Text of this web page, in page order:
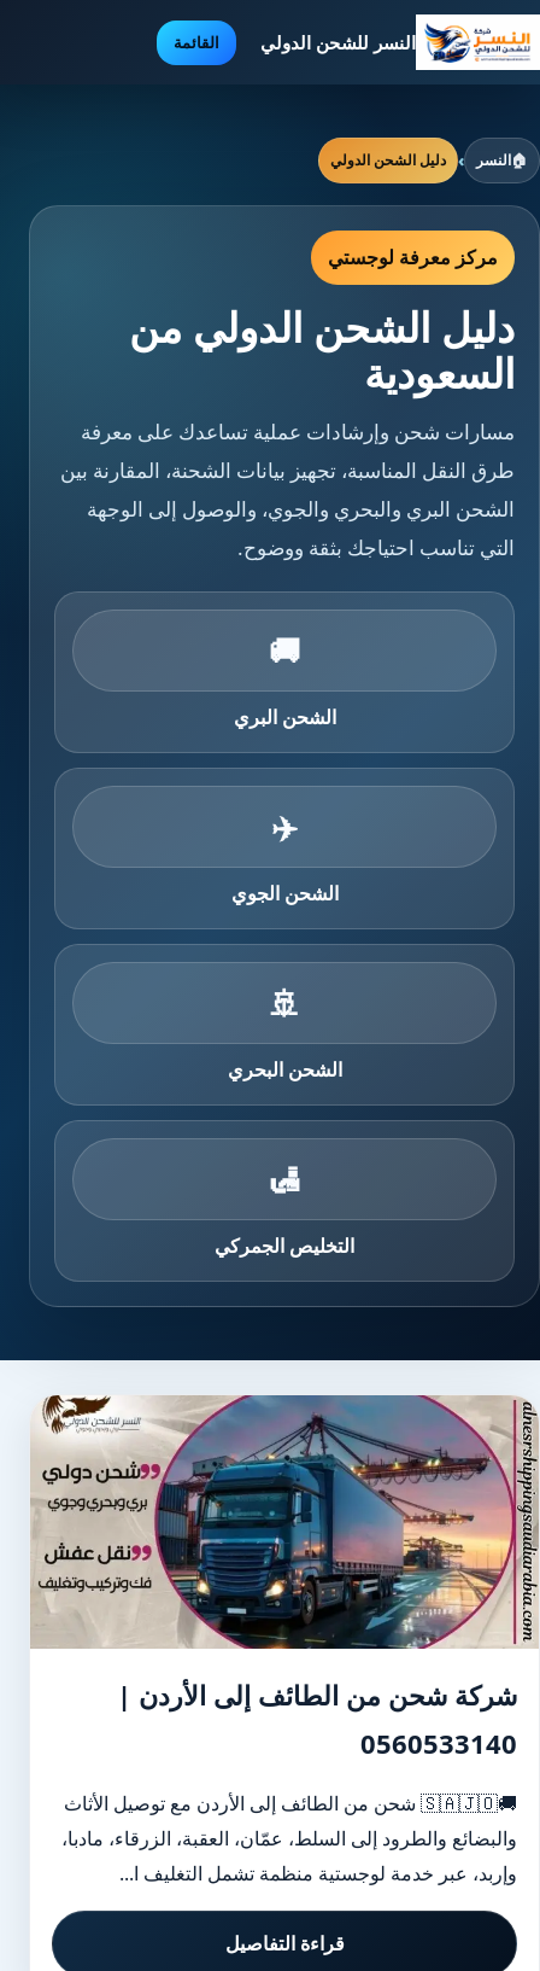
النسر للشحن الدولي القائمة
🏠النسر › دليل الشحن الدولي
مركز معرفة لوجستي
دليل الشحن الدولي من
السعودية
مسارات شحن وإرشادات عملية تساعدك على معرفة
طرق النقل المناسبة، تجهيز بيانات الشحنة، المقارنة بين
الشحن البري والبحري والجوي، والوصول إلى الوجهة
التي تناسب احتياجك بثقة ووضوح.
🚚
الشحن البري
✈️
الشحن الجوي
🚢
الشحن البحري
🛃
التخليص الجمركي
شركة شحن من الطائف إلى الأردن |
0560533140
🚚🇸🇦🇯🇴 شحن من الطائف إلى الأردن مع توصيل الأثاث
والبضائع والطرود إلى السلط، عمّان، العقبة، الزرقاء، مادبا،
وإربد، عبر خدمة لوجستية منظمة تشمل التغليف ا...
قراءة التفاصيل